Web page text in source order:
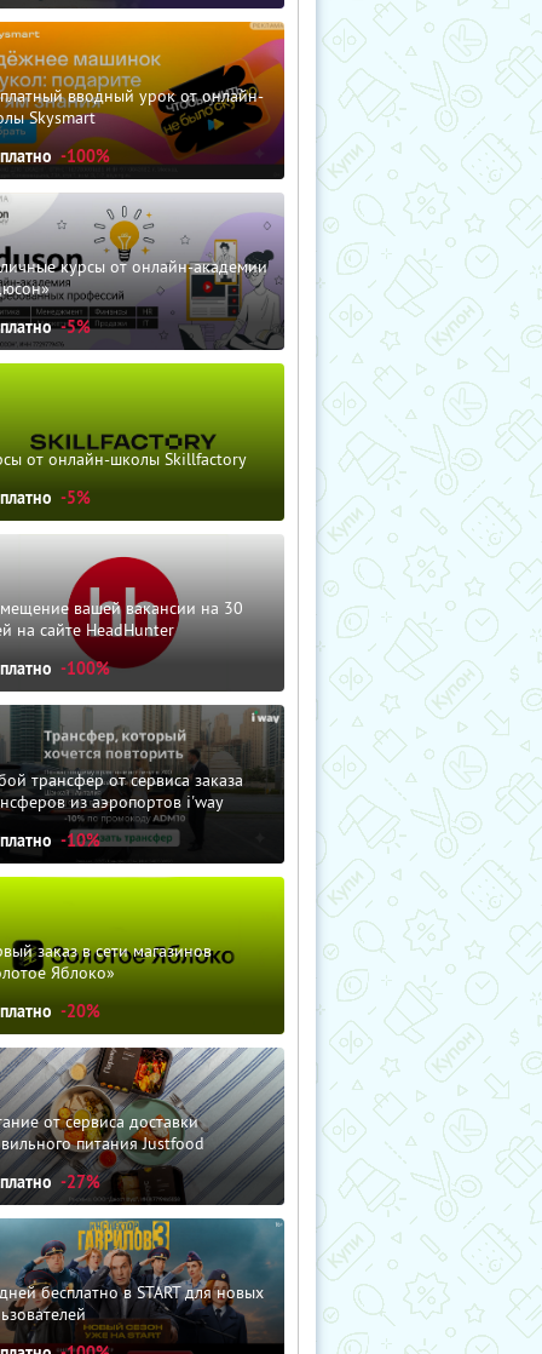
вводный урок от онлайн-
Skysmart
-100%
курсы от онлайн-академии
-5%
от онлайн-школы Skillfactory
-5%
вашей вакансии на 30
на сайте HeadHunter
-100%
трансфер от сервиса заказа
из аэропортов i'way
-10%
заказ в сети магазинов
Яблоко»
-20%
от сервиса доставки
питания Justfood
-27%
бесплатно в START для новых